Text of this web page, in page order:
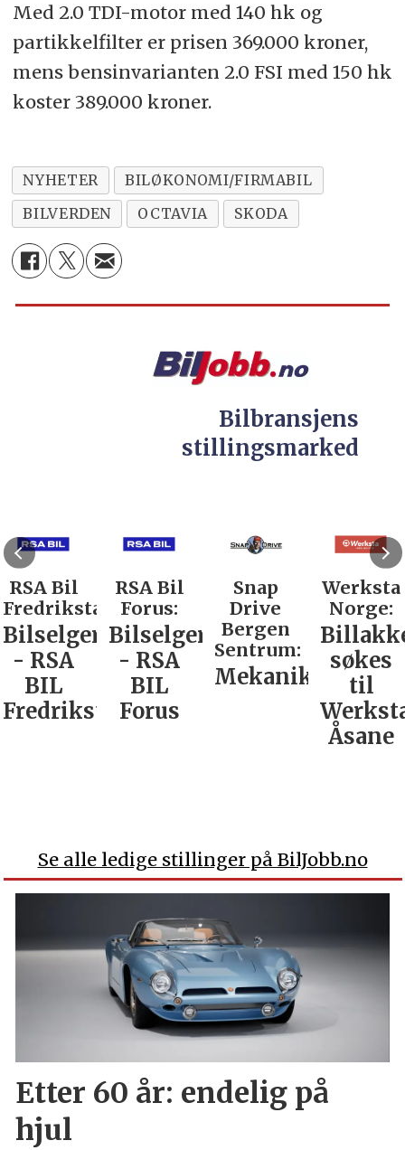
Med 2.0 TDI-motor med 140 hk og
partikkelfilter er prisen 369.000 kroner,
mens bensinvarianten 2.0 FSI med 150 hk
koster 389.000 kroner.
NYHETER
BILØKONOMI/FIRMABIL
BILVERDEN
OCTAVIA SKODA
Bilbransjens
stillingsmarked
RSA Bil
Fredrikstad:
Bilselger
- RSA
BIL
Fredrikstad
RSA Bil
Forus:
Bilselger
- RSA
BIL
Forus
Snap
Drive
Bergen
Sentrum:
Mekaniker
Werksta
Norge:
søkes
til
Åsane
Se alle ledige stillinger på BilJobb.no
Etter 60 år: endelig på
hjul